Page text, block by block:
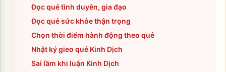
Đọc quẻ tình duyên, gia đạo
Đọc quẻ sức khỏe thận trọng
Chọn thời điểm hành động theo quẻ
Nhật ký gieo quẻ Kinh Dịch
Sai lầm khi luận Kinh Dịch